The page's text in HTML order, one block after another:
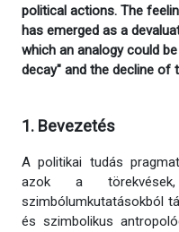
political actions. The
has emerged as a
which an analogy could
decay" and the decline of
1. Bevezetés
A politikai tudás
azok a
szimbólumkutatásokból
és szimbolikus